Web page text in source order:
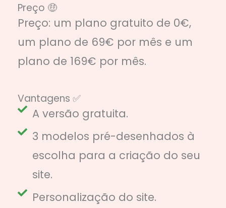
Preço 🤑
Preço: um plano gratuito de 0€,
um plano de 69€ por mês e um
plano de 169€ por mês.
Vantagens ✅
A versão gratuita.
3 modelos pré-desenhados à
escolha para a criação do seu
site.
Personalização do site.